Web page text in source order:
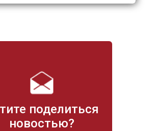
поделиться
новостью?